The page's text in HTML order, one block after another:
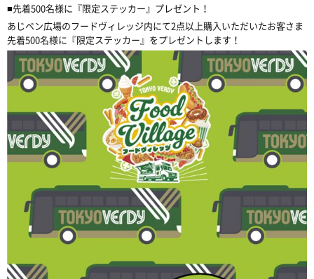
■先着500名様に『限定ステッカー』プレゼント！
あじペン広場のフードヴィレッジ内にて2点以上購入いただいたお客さま
先着500名様に『限定ステッカー』をプレゼントします！